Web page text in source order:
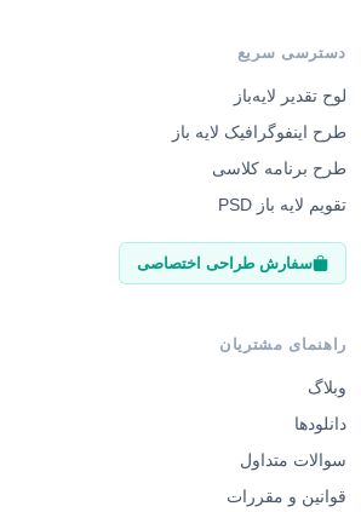
دسترسی سریع
لوح تقدیر لایه‌باز
طرح اینفوگرافیک لایه باز
طرح برنامه کلاسی
تقویم لایه باز PSD
سفارش طراحی اختصاصی
راهنمای مشتریان
وبلاگ
دانلودها
سوالات متداول
قوانین و مقررات